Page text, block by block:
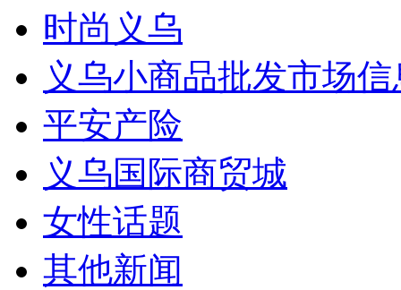
时尚义乌
义乌小商品批发市场
平安产险
义乌国际商贸城
女性话题
其他新闻